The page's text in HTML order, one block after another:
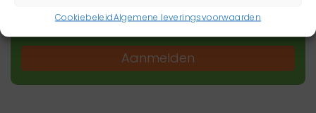
CookiebeleidAlgemene leveringsvoorwaarden
Aanmelden